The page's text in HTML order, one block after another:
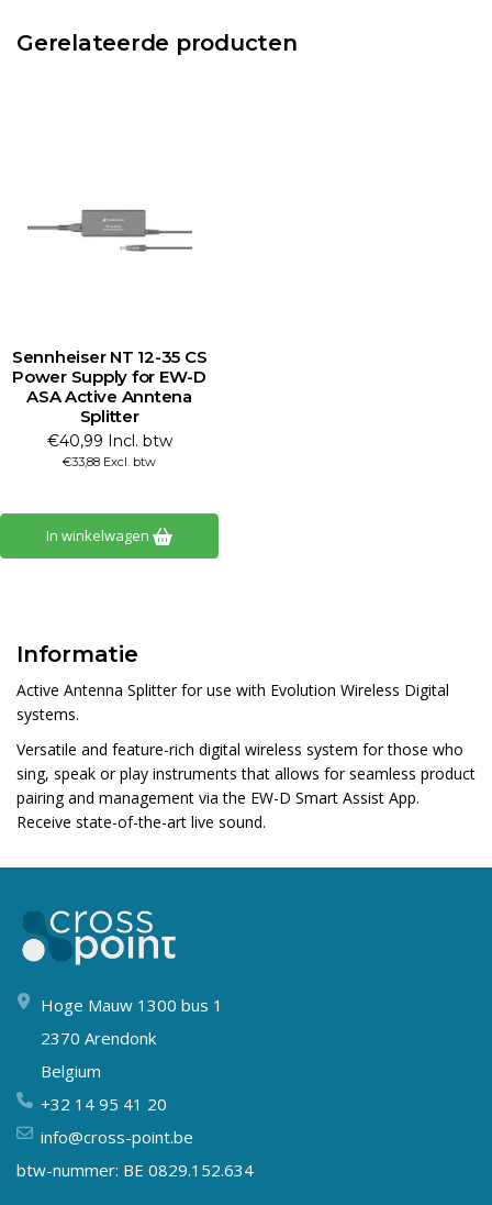
Gerelateerde producten
Sennheiser NT 12-35 CS
Power Supply for EW-D
ASA Active Anntena
Splitter
€40,99 Incl. btw
€33,88 Excl. btw
In winkelwagen
Informatie
Active Antenna Splitter for use with Evolution Wireless Digital
systems.
Versatile and feature-rich digital wireless system for those who
sing, speak or play instruments that allows for seamless product
pairing and management via the EW-D Smart Assist App.
Receive state-of-the-art live sound.
Hoge Mauw 1300 bus 1
2370 Arendonk
Belgium
+32 14 95 41 20
info@cross-point.be
btw-nummer: BE 0829.152.634